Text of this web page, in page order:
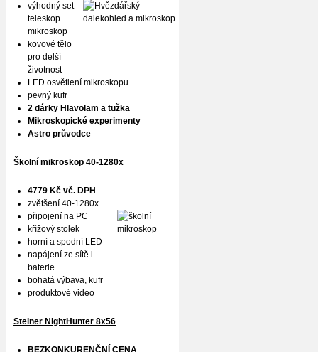
výhodný set
teleskop +
mikroskop
kovové tělo
pro delší
životnost
LED osvětlení mikroskopu
pevný kufr
2 dárky Hlavolam a tužka
Mikroskopické experimenty
Astro průvodce
Školní mikroskop 40-1280x
4779 Kč vč. DPH
zvětšení 40-1280x
připojení na PC
křížový stolek
horní a spodní LED
napájení ze sítě i
baterie
bohatá výbava, kufr
produktové video
Steiner NightHunter 8x56
BEZKONKURENČNÍ CENA